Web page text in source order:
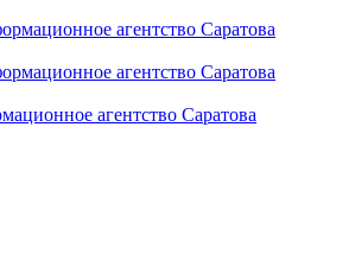
агентство Саратова